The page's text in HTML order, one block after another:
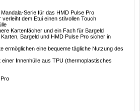
Serie für das HMD Pulse Pro
dem Etui einen stilvollen Touch
Kartenfächer und ein Fach für Bargeld
Bargeld und HMD Pulse Pro sicher in
ermöglichen eine bequeme tägliche Nutzung des
Innenhülle aus TPU (thermoplastisches